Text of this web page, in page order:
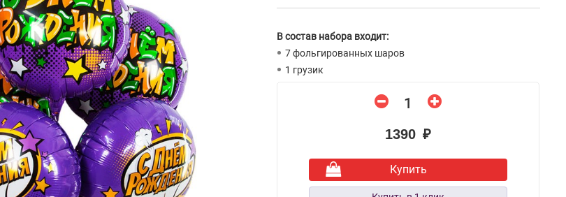
В состав набора входит:
7 фольгированных шаров
1 грузик
1390 ₽
Купить